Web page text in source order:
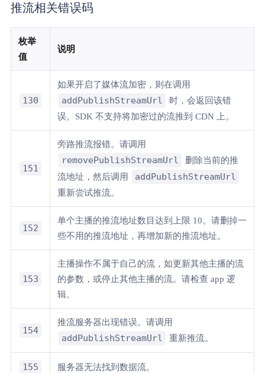
推流相关错误码
枚举
值
说明
130
如果开启了媒体流加密，则在调用
addPublishStreamUrl
时，会返回该错
误。SDK 不支持将加密过的流推到 CDN 上。
151
旁路推流报错。请调用
removePublishStreamUrl
删除当前的推
流地址，然后调用
addPublishStreamUrl
重新尝试推流。
152
单个主播的推流地址数目达到上限 10。请删掉一
些不用的推流地址，再增加新的推流地址。
153
主播操作不属于自己的流，如更新其他主播的流
的参数，或停止其他主播的流。请检查 app 逻
辑。
154
推流服务器出现错误。请调用
addPublishStreamUrl 重新推流。
155 服务器无法找到数据流。